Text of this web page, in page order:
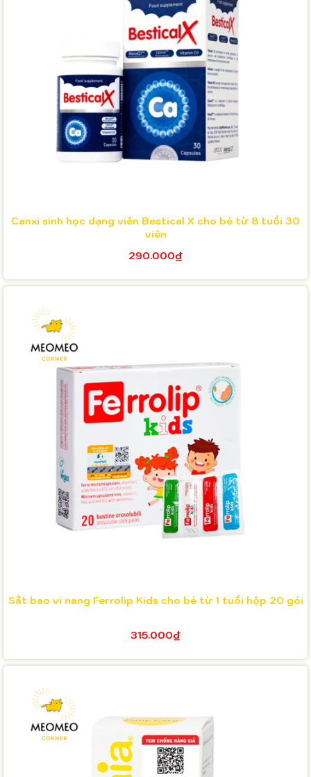
Canxi sinh học dạng viên Bestical X cho bé từ 8 tuổi 30
viên
290.000₫
Sắt bao vi nang Ferrolip Kids cho bé từ 1 tuổi hộp 20 gói
315.000₫